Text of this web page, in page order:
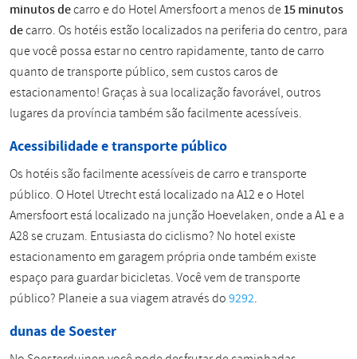
minutos decarro e do Hotel Amersfoort a menos de15 minutos
decarro. Os hotéis estão localizados na periferia do centro, para
que você possa estar no centro rapidamente, tanto de carro
quanto de transporte público, sem custos caros de
estacionamento! Graças à sua localização favorável, outros
lugares da província também são facilmente acessíveis.
Acessibilidade e transporte público
Os hotéis são facilmente acessíveis de carro e transporte
público. O Hotel Utrecht está localizado na A12 e o Hotel
Amersfoort está localizado na junção Hoevelaken, onde a A1 e a
A28 se cruzam. Entusiasta do ciclismo? No hotel existe
estacionamento em garagem própria onde também existe
espaço para guardar bicicletas. Você vem de transporte
público? Planeie a sua viagem através do9292.
dunas de Soester